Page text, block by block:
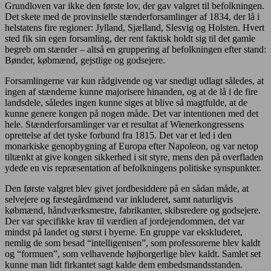
Grundloven var ikke den første lov, der gav valgret til befolkningen.
Det skete med de provinsielle stænderforsamlinger af 1834, der lå i
helstatens fire regioner: Jylland, Sjælland, Slesvig og Holsten. Hvert
sted fik sin egen forsamling, der rent faktisk holdt sig til det gamle
begreb om stænder – altså en gruppering af befolkningen efter stand:
Bønder, købmænd, gejstlige og godsejere.
Forsamlingerne var kun rådgivende og var snedigt udlagt således, at
ingen af stænderne kunne majorisere hinanden, og at de lå i de fire
landsdele, således ingen kunne siges at blive så magtfulde, at de
kunne genere kongen på nogen måde. Det var intentionen med det
hele. Stænderforsamlinger var et resultat af Wienerkongressens
oprettelse af det tyske forbund fra 1815. Det var et led i den
monarkiske genopbygning af Europa efter Napoleon, og var netop
tiltænkt at give kongen sikkerhed i sit styre, mens den på overfladen
ydede en vis repræsentation af befolkningens politiske synspunkter.
Den første valgret blev givet jordbesiddere på en sådan måde, at
selvejere og fæstegårdmænd var inkluderet, samt naturligvis
købmænd, håndværksmestre, fabrikanter, skibsredere og godsejere.
Der var specifikke krav til værdien af jordejendommen, det var
mindst på landet og størst i byerne. En gruppe var ekskluderet,
nemlig de som besad “intelligentsen”, som professorerne blev kaldt
og “formuen”, som velhavende højborgerlige blev kaldt. Samlet set
kunne man lidt firkantet sagt kalde dem embedsmandsstanden.